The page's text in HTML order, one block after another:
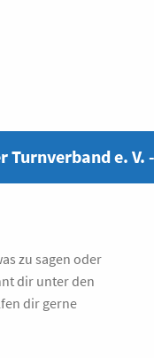
Turnverband e.
zu sagen oder
dir unter den
dir gerne